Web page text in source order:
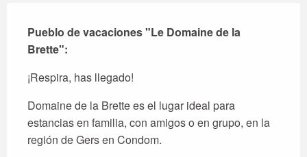
Pueblo de vacaciones "Le Domaine de la
Brette":
¡Respira, has llegado!
Domaine de la Brette es el lugar ideal para
estancias en familia, con amigos o en grupo, en la
región de Gers en Condom.